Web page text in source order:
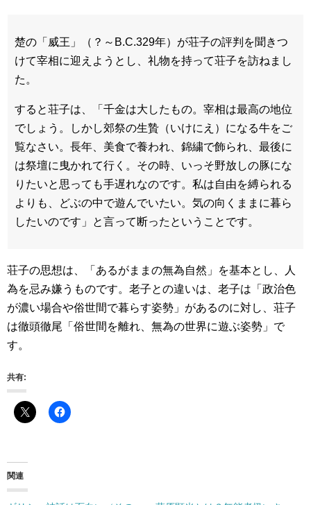
楚の「威王」（？～B.C.329年）が荘子の評判を聞きつ
けて宰相に迎えようとし、礼物を持って荘子を訪ねまし
た。
すると荘子は、「千金は大したもの。宰相は最高の地位
でしょう。しかし郊祭の生贄（いけにえ）になる牛をご
覧なさい。長年、美食で養われ、錦繍で飾られ、最後に
は祭壇に曳かれて行く。その時、いっそ野放しの豚にな
りたいと思っても手遅れなのです。私は自由を縛られる
よりも、どぶの中で遊んでいたい。気の向くままに暮ら
したいのです」と言って断ったということです。
荘子の思想は、「あるがままの無為自然」を基本とし、人
為を忌み嫌うものです。老子との違いは、老子は「政治色
が濃い場合や俗世間で暮らす姿勢」があるのに対し、荘子
は徹頭徹尾「俗世間を離れ、無為の世界に遊ぶ姿勢」で
す。
共有:
関連